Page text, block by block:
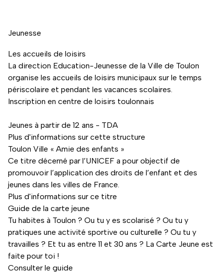
Jeunesse
Les accueils de loisirs
La direction Education-Jeunesse de la Ville de Toulon
organise les accueils de loisirs municipaux sur le temps
périscolaire et pendant les vacances scolaires.
Inscription en centre de loisirs toulonnais
Jeunes à partir de 12 ans - TDA
Plus d'informations sur cette structure
Toulon Ville « Amie des enfants »
Ce titre décerné par l’UNICEF a pour objectif de
promouvoir l’application des droits de l’enfant et des
jeunes dans les villes de France.
Plus d'informations sur ce titre
Guide de la carte jeune
Tu habites à Toulon ? Ou tu y es scolarisé ? Ou tu y
pratiques une activité sportive ou culturelle ? Ou tu y
travailles ? Et tu as entre 11 et 30 ans ? La Carte Jeune est
faite pour toi !
Consulter le guide